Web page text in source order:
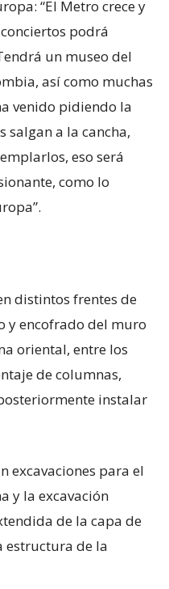
“El Metro crece y
podrá
un museo del
así como muchas
venido pidiendo la
salgan a la cancha,
eso será
como lo
distintos frentes de
y encofrado del muro
oriental, entre los
de columnas,
instalar
excavaciones para el
y la excavación
de la capa de
estructura de la